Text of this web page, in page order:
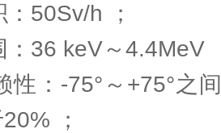
50Sv/h ；
36 keV～4.4MeV
：-75°～+75°之
；